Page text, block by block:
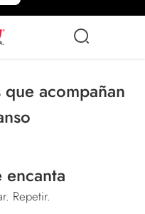
acompañan
Repetir.